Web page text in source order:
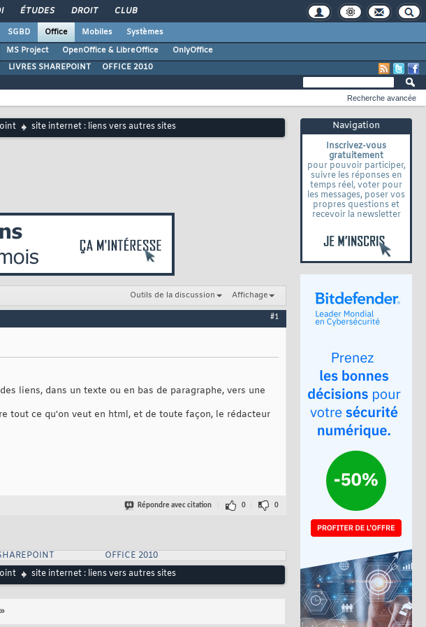
ÉTUDES DROIT CLUB
SGBD Office Mobiles
Systèmes
MS Project OpenOffice & LibreOffice
OnlyOffice
LIVRES SHAREPOINT OFFICE 2010
Navigation
Inscrivez-vous
gratuitement
pour pouvoir participer,
suivre les réponses en
temps réel, voter pour
les messages, poser vos
propres questions et
recevoir la newsletter
Recherche avancée
site internet : liens vers autres sites
Outils de la discussion Affichage
#1
liens, dans un texte ou en bas de paragraphe, vers une
tout ce qu'on veut en html, et de toute façon, le rédacteur
Répondre avec citation 0 0
OFFICE 2010
site internet : liens vers autres sites
»